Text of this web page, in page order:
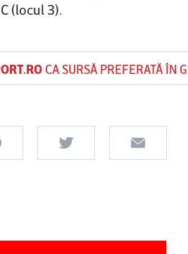
(locul 3).
CA SURSĂ PREFERATĂ ÎN